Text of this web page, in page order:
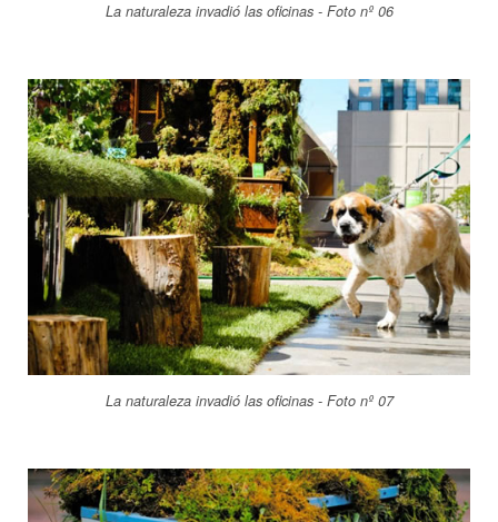
La naturaleza invadió las oficinas - Foto nº 06
La naturaleza invadió las oficinas - Foto nº 07